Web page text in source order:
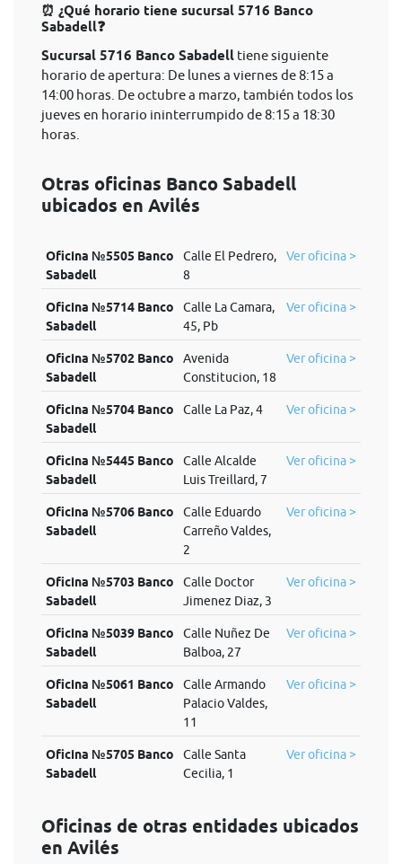
⏰ ¿Qué horario tiene sucursal 5716 Banco
Sabadell❓
Sucursal 5716 Banco Sabadell tiene siguiente
horario de apertura: De lunes a viernes de 8:15 a
14:00 horas. De octubre a marzo, también todos los
jueves en horario ininterrumpido de 8:15 a 18:30
horas.
Otras oficinas Banco Sabadell
ubicados en Avilés
Oficina №5505 Banco
Sabadell
Calle El Pedrero,
8
Ver oficina >
Oficina №5714 Banco
Sabadell
Calle La Camara,
45, Pb
Ver oficina >
Oficina №5702 Banco
Sabadell
Avenida
Constitucion, 18
Ver oficina >
Oficina №5704 Banco
Sabadell
Calle La Paz, 4 Ver oficina >
Oficina №5445 Banco
Sabadell
Calle Alcalde
Luis Treillard, 7
Ver oficina >
Oficina №5706 Banco
Sabadell
Calle Eduardo
Carreño Valdes,
2
Ver oficina >
Oficina №5703 Banco
Sabadell
Calle Doctor
Jimenez Diaz, 3
Ver oficina >
Oficina №5039 Banco
Sabadell
Calle Nuñez De
Balboa, 27
Ver oficina >
Oficina №5061 Banco
Sabadell
Calle Armando
Palacio Valdes,
11
Ver oficina >
Oficina №5705 Banco
Sabadell
Calle Santa
Cecilia, 1
Ver oficina >
Oficinas de otras entidades ubicados
en Avilés